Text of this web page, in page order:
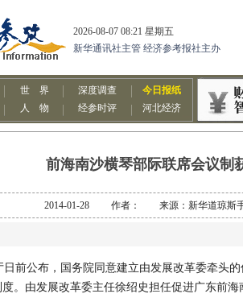
前海南沙横琴部际联席会议制
2014-01-28 作者： 来源：新华道琼斯
前公布，国务院同意建立由发展改革委牵头
。由发展改革委主任徐绍史担任促进广东前